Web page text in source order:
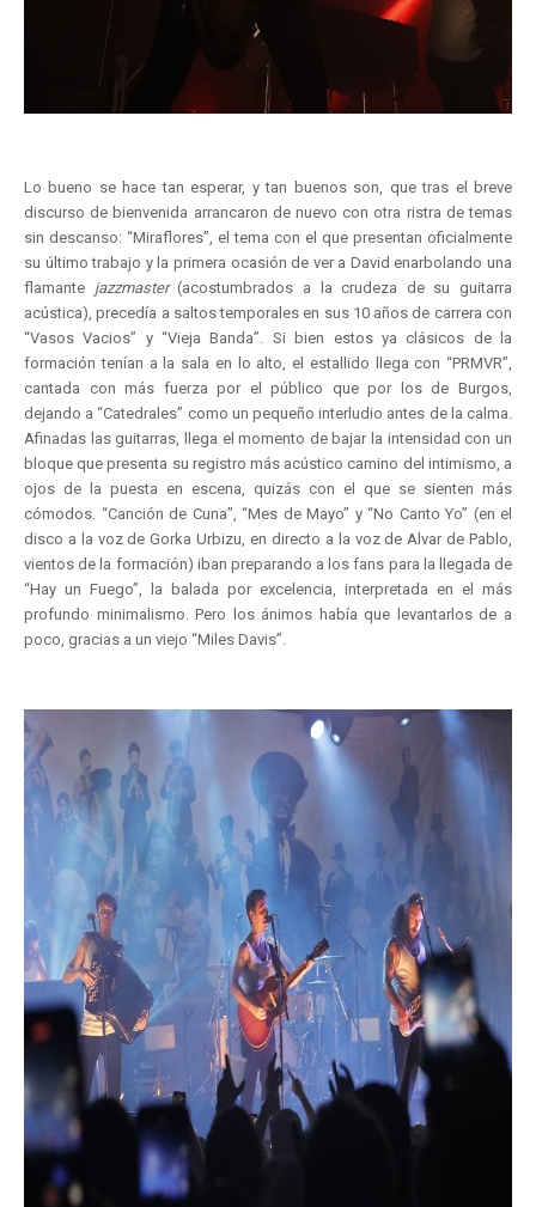
Lo bueno se hace tan esperar, y tan buenos son, que tras el breve
discurso de bienvenida arrancaron de nuevo con otra ristra de temas
sin descanso: “Miraflores”, el tema con el que presentan oficialmente
su último trabajo y la primera ocasión de ver a David enarbolando una
flamante jazzmaster(acostumbrados a la crudeza de su guitarra
acústica), precedía a saltos temporales en sus 10 años de carrera con
“Vasos Vacios” y “Vieja Banda”. Si bien estos ya clásicos de la
formación tenían a la sala en lo alto, el estallido llega con “PRMVR”,
cantada con más fuerza por el público que por los de Burgos,
dejando a “Catedrales” como un pequeño interludio antes de la calma.
Afinadas las guitarras, llega el momento de bajar la intensidad con un
bloque que presenta su registro más acústico camino del intimismo, a
ojos de la puesta en escena, quizás con el que se sienten más
cómodos. “Canción de Cuna”, “Mes de Mayo” y “No Canto Yo” (en el
disco a la voz de Gorka Urbizu, en directo a la voz de Alvar de Pablo,
vientos de la formación) iban preparando a los fans para la llegada de
“Hay un Fuego”, la balada por excelencia, interpretada en el más
profundo minimalismo. Pero los ánimos había que levantarlos de a
poco, gracias a un viejo “Miles Davis”.